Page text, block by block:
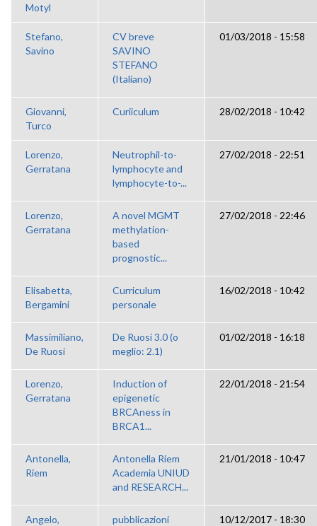
Motyl
Stefano,
Savino
CV breve
SAVINO
STEFANO
(Italiano)
01/03/2018 - 15:58
Giovanni,
Turco
Curiiculum 28/02/2018 - 10:42
Lorenzo,
Gerratana
Neutrophil-to-
lymphocyte and
lymphocyte-to-...
27/02/2018 - 22:51
Lorenzo,
Gerratana
A novel MGMT
methylation-
based
prognostic...
27/02/2018 - 22:46
Elisabetta,
Bergamini
Curriculum
personale
16/02/2018 - 10:42
Massimiliano,
De Ruosi
De Ruosi 3.0 (o
meglio: 2.1)
01/02/2018 - 16:18
Lorenzo,
Gerratana
Induction of
epigenetic
BRCAness in
BRCA1...
22/01/2018 - 21:54
Antonella,
Riem
Antonella Riem
Academia UNIUD
and RESEARCH...
21/01/2018 - 10:47
Angelo,
pubblicazioni 10/12/2017 - 18:30